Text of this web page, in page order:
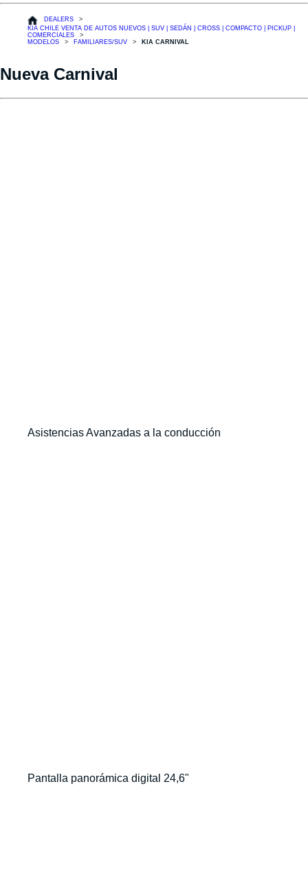
DEALERS
KIA CHILE VENTA DE AUTOS NUEVOS | SUV | SEDÁN | CROSS | COMPACTO | PICKUP |
COMERCIALES
MODELOS
FAMILIARES/SUV KIA CARNIVAL
Nueva Carnival
Asistencias Avanzadas a la conducción
Pantalla panorámica digital 24,6"